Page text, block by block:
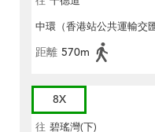
中環（香港站公共運輸交
距離 570m
8X
往 碧瑤灣(下)